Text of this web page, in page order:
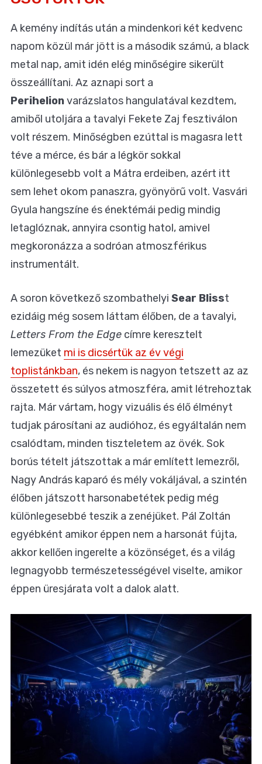
A kemény indítás után a mindenkori két kedvenc
napom közül már jött is a második számú, a black
metal nap, amit idén elég minőségire sikerült
összeállítani. Az aznapi sort a
Perihelionvarázslatos hangulatával kezdtem,
amiből utoljára a tavalyi Fekete Zaj fesztiválon
volt részem. Minőségben ezúttal is magasra lett
téve a mérce, és bár a légkör sokkal
különlegesebb volt a Mátra erdeiben, azért itt
sem lehet okom panaszra, gyönyörű volt. Vasvári
Gyula hangszíne és énektémái pedig mindig
letaglóznak, annyira csontig hatol, amivel
megkoronázza a sodróan atmoszférikus
instrumentált.
A soron következő szombathelyi Sear Blisst
ezidáig még sosem láttam élőben, de a tavalyi,
Letters From the Edge címre keresztelt
lemezüket mi is dicsértük az év végi
toplistánkban, és nekem is nagyon tetszett az az
összetett és súlyos atmoszféra, amit létrehoztak
rajta. Már vártam, hogy vizuális és élő élményt
tudjak párosítani az audióhoz, és egyáltalán nem
csalódtam, minden tiszteletem az övék. Sok
borús tételt játszottak a már említett lemezről,
Nagy András kaparó és mély vokáljával, a szintén
élőben játszott harsonabetétek pedig még
különlegesebbé teszik a zenéjüket. Pál Zoltán
egyébként amikor éppen nem a harsonát fújta,
akkor kellően ingerelte a közönséget, és a világ
legnagyobb természetességével viselte, amikor
éppen üresjárata volt a dalok alatt.